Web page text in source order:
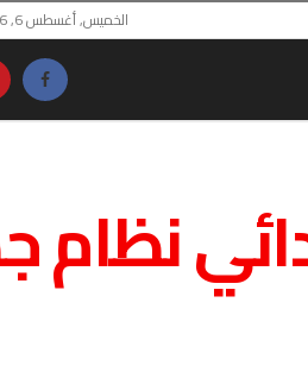
الخميس, أغسطس 6, 2026
نظام